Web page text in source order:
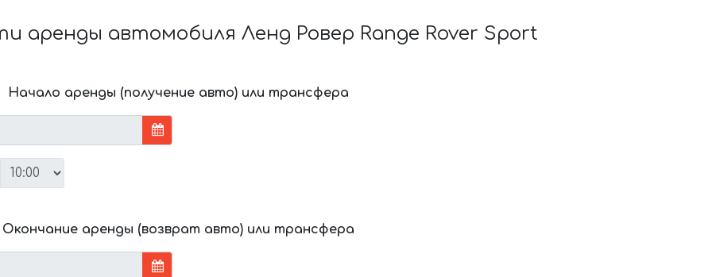
аренды автомобиля Ленд Ровер Range Rover Sport
Начало аренды (получение авто) или трансфера
Окончание аренды (возврат авто) или трансфера